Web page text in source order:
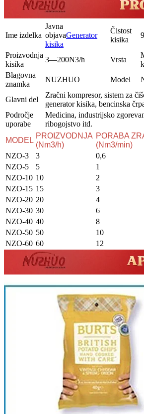
Ime izdelka
Javna
objavaGenerator
kisika
Čistost
kisika
Proizvodnja
kisika
3—200N3/h Vrsta
Blagovna
znamka
NUZHUO Model
Glavni del
Zračni kompresor, sistem za
generator kisika, bencinska
Področje
uporabe
Medicina, industrijsko
ribogojstvo itd.
MODEL
PROIZVODNJA
(Nm3/h)
PORABA
(Nm3/min)
NZO-3
3 0,6
NZO-5
5 1
NZO-10 10 2
NZO-15 15 3
NZO-20 20 4
NZO-30 30 6
NZO-40 40 8
NZO-50 50 10
NZO-60 60 12